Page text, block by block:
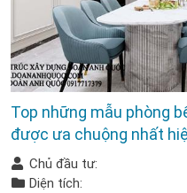
Top những mẫu phòng
được ưa chuộng nhất
Chủ đầu tư:
Diện tích: